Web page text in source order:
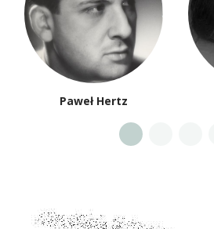
Paweł Hertz